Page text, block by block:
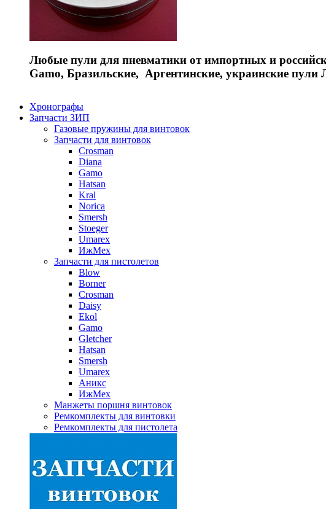
Любые пули для пневматики от импортных и
Gamo, Бразильские, Аргентинские, украинские
Хронографы
Запчасти ЗИП
Газовые пружины для винтовок
Запчасти для винтовок
Crosman
Diana
Gamo
Hatsan
Kral
Norica
Smersh
Stoeger
Umarex
ИжМех
Запчасти для пистолетов
Blow
Borner
Crosman
Daisy
Ekol
Gamo
Gletcher
Hatsan
Smersh
Umarex
Аникс
ИжМех
Манжеты поршня винтовок
Ремкомплекты для винтовки
Ремкомплекты для пистолета